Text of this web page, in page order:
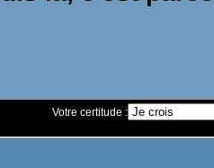
Votre certitude :